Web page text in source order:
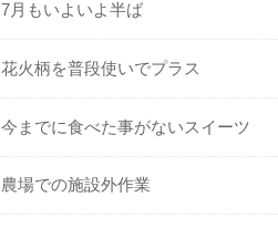
7月もいよいよ半ば
花火柄を普段使いでプラス
今までに食べた事がないスイーツ
農場での施設外作業